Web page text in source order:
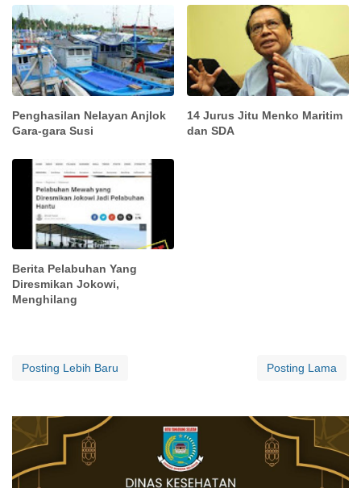
Penghasilan Nelayan Anjlok
Gara-gara Susi
14 Jurus Jitu Menko Maritim
dan SDA
Berita Pelabuhan Yang
Diresmikan Jokowi,
Menghilang
Posting Lebih Baru Posting Lama